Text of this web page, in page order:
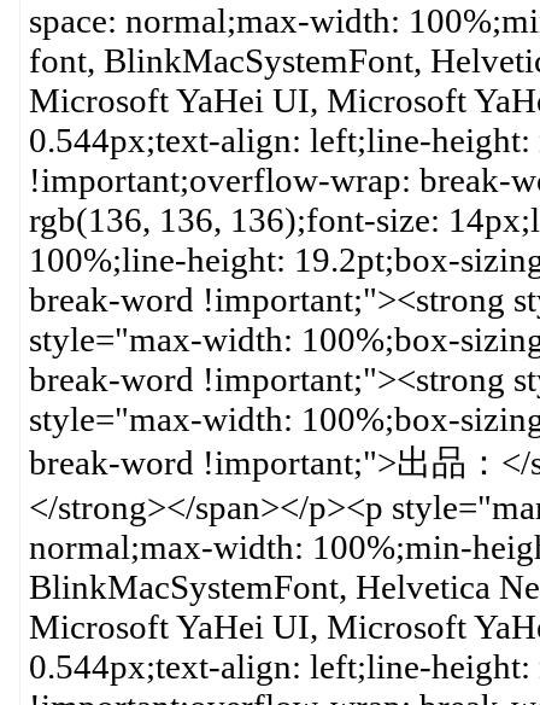
space: normal;max-width:
font, BlinkMacSystemFont,
Microsoft YaHei UI, Microsoft
0.544px;text-align: left;line-
!important;overflow-wrap: break-
rgb(136, 136, 136);font-size:
100%;line-height: 19.2pt;box-
break-word !important;"><strong
style="max-width: 100%;box-
break-word !important;"><strong
style="max-width: 100%;box-
break-word !important;">出品：
</strong></span></p><p
normal;max-width: 100%;min-
BlinkMacSystemFont, Helvetica
Microsoft YaHei UI, Microsoft
0.544px;text-align: left;line-